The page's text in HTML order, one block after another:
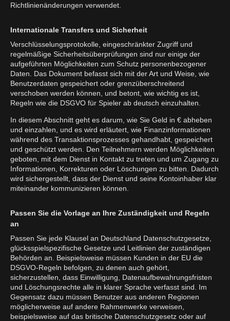
Richtlinienänderungen verwendet.
Internationale Transfers und Sicherheit
Verschlüsselungsprotokolle, eingeschränkter Zugriff und
regelmäßige Sicherheitsüberprüfungen sind nur einige der
aufgeführten Möglichkeiten zum Schutz personenbezogener
Daten. Das Dokument befasst sich mit der Art und Weise, wie
Benutzerdaten gespeichert oder grenzüberschreitend
verschoben werden können, und betont, wie wichtig es ist,
Regeln wie die DSGVO für Spieler ab deutsch einzuhalten.
In diesem Abschnitt geht es darum, wie Sie Geld in € abheben
und einzahlen, und es wird erläutert, wie Finanzinformationen
während des Transaktionsprozesses gehandhabt, gespeichert
und geschützt werden. Den Teilnehmern werden Möglichkeiten
geboten, mit dem Dienst in Kontakt zu treten und um Zugang zu
Informationen, Korrekturen oder Löschungen zu bitten. Dadurch
wird sichergestellt, dass der Dienst und seine Kontoinhaber klar
miteinander kommunizieren können.
Passen Sie die Vorlage an Ihre Zuständigkeit und Regeln
an
Passen Sie jede Klausel an Deutschland Datenschutzgesetze,
glücksspielspezifische Gesetze und Leitlinien der zuständigen
Behörden an. Beispielsweise müssen Kunden in der EU die
DSGVO-Regeln befolgen, zu denen auch gehört,
sicherzustellen, dass Einwilligung, Datenaufbewahrungsfristen
und Löschungsrechte alle in klarer Sprache verfasst sind. Im
Gegensatz dazu müssen Benutzer aus anderen Regionen
möglicherweise auf andere Rahmenwerke verweisen,
beispielsweise auf das britische Datenschutzgesetz oder auf